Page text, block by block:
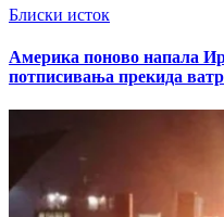
Блиски исток
Америка поново напала
потписивања прекида